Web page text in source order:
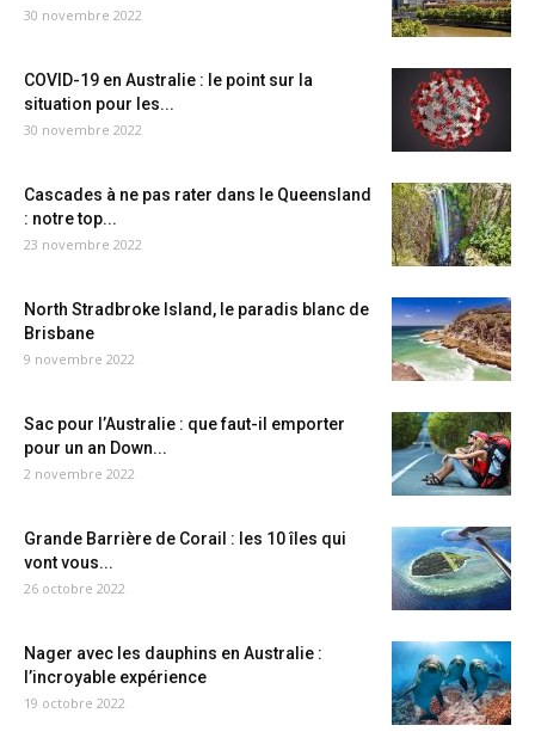
30 novembre 2022
COVID-19 en Australie : le point sur la
situation pour les...
30 novembre 2022
Cascades à ne pas rater dans le Queensland
: notre top...
23 novembre 2022
North Stradbroke Island, le paradis blanc de
Brisbane
9 novembre 2022
Sac pour l’Australie : que faut-il emporter
pour un an Down...
2 novembre 2022
Grande Barrière de Corail : les 10 îles qui
vont vous...
26 octobre 2022
Nager avec les dauphins en Australie :
l’incroyable expérience
19 octobre 2022